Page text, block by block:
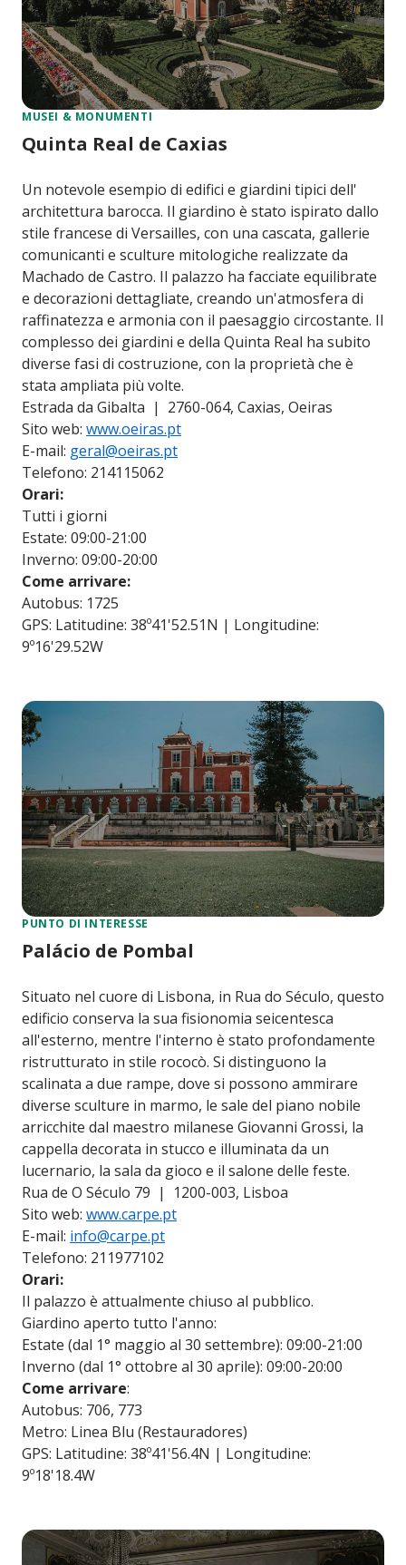
MUSEI & MONUMENTI
Quinta Real de Caxias
Un notevole esempio di edifici e giardini tipici dell'
architettura barocca. Il giardino è stato ispirato dallo
stile francese di Versailles, con una cascata, gallerie
comunicanti e sculture mitologiche realizzate da
Machado de Castro. Il palazzo ha facciate equilibrate
e decorazioni dettagliate, creando un'atmosfera di
raffinatezza e armonia con il paesaggio circostante. Il
complesso dei giardini e della Quinta Real ha subito
diverse fasi di costruzione, con la proprietà che è
stata ampliata più volte.
Estrada da Gibalta | 2760-064, Caxias, Oeiras
Sito web: www.oeiras.pt
E-mail: geral@oeiras.pt
Telefono: 214115062
Orari:
Tutti i giorni
Estate: 09:00-21:00
Inverno: 09:00-20:00
Come arrivare:
Autobus: 1725
GPS: Latitudine: 38º41'52.51N | Longitudine:
9º16'29.52W
PUNTO DI INTERESSE
Palácio de Pombal
Situato nel cuore di Lisbona, in Rua do Século, questo
edificio conserva la sua fisionomia seicentesca
all'esterno, mentre l'interno è stato profondamente
ristrutturato in stile rococò. Si distinguono la
scalinata a due rampe, dove si possono ammirare
diverse sculture in marmo, le sale del piano nobile
arricchite dal maestro milanese Giovanni Grossi, la
cappella decorata in stucco e illuminata da un
lucernario, la sala da gioco e il salone delle feste.
Rua de O Século 79 | 1200-003, Lisboa
Sito web: www.carpe.pt
E-mail: info@carpe.pt
Telefono: 211977102
Orari:
Il palazzo è attualmente chiuso al pubblico.
Giardino aperto tutto l'anno:
Estate (dal 1° maggio al 30 settembre): 09:00-21:00
Inverno (dal 1° ottobre al 30 aprile): 09:00-20:00
Come arrivare:
Autobus: 706, 773
Metro: Linea Blu (Restauradores)
GPS: Latitudine: 38º41'56.4N | Longitudine:
9º18'18.4W